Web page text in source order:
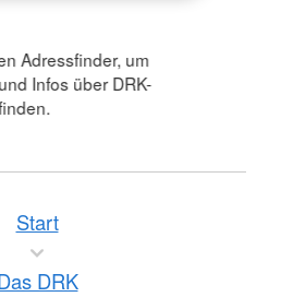
Adressfinder, um
Infos über DRK-
Start
DRK